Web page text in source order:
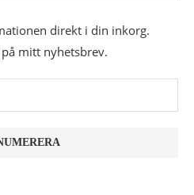
direkt i din inkorg.
mitt nyhetsbrev.